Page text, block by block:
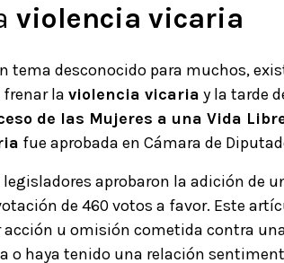
violencia vicaria
tema desconocido para muchos,
la violencia vicaria y la tarde
de las Mujeres a una Vida
fue aprobada en Cámara de
legisladores aprobaron la adición de
de 460 votos a favor. Este
u omisión cometida contra
o haya tenido una relación